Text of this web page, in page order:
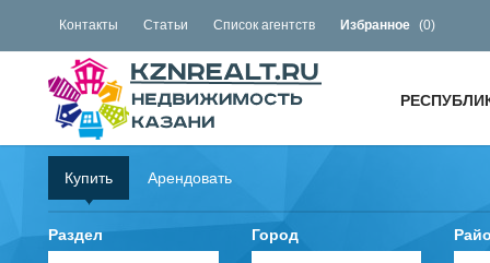
Контакты Статьи Список агентств Избранное (0)
Купить Арендовать
Раздел Город